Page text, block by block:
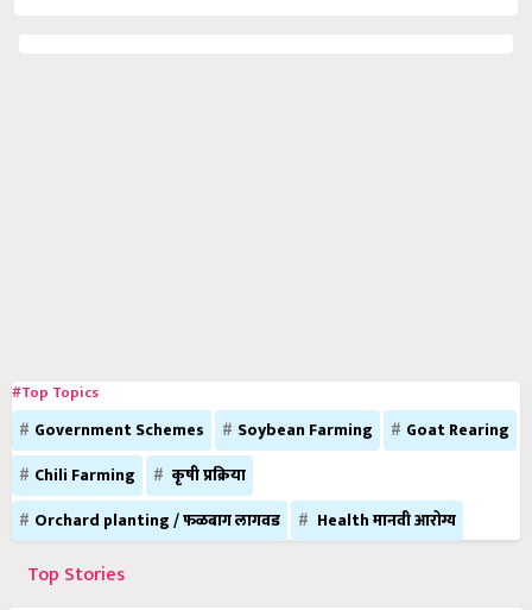
#Top Topics
Government Schemes Soybean Farming
Goat Rearing
Chili Farming
कृषी प्रक्रिया
Orchard planting / फळबाग लागवड
Health मानवी आरोग्य
Top Stories